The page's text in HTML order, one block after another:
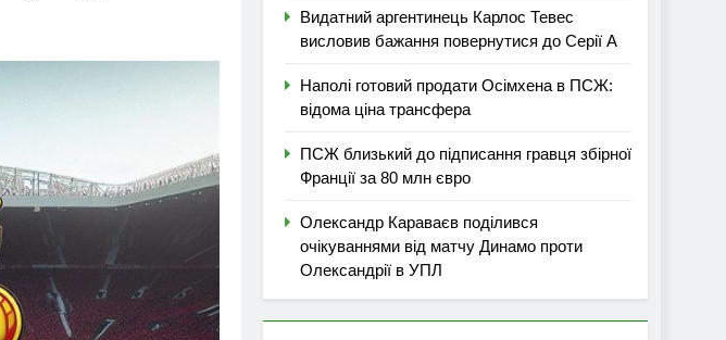
Видатний аргентинець Карлос Тевес
висловив бажання повернутися до Серії А
Наполі готовий продати Осімхена в ПСЖ:
відома ціна трансфера
ПСЖ близький до підписання гравця збірної
Франції за 80 млн євро
Олександр Караваєв поділився
очікуваннями від матчу Динамо проти
Олександрії в УПЛ